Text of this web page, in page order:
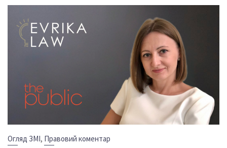
Огляд ЗМІ, Правовий коментар